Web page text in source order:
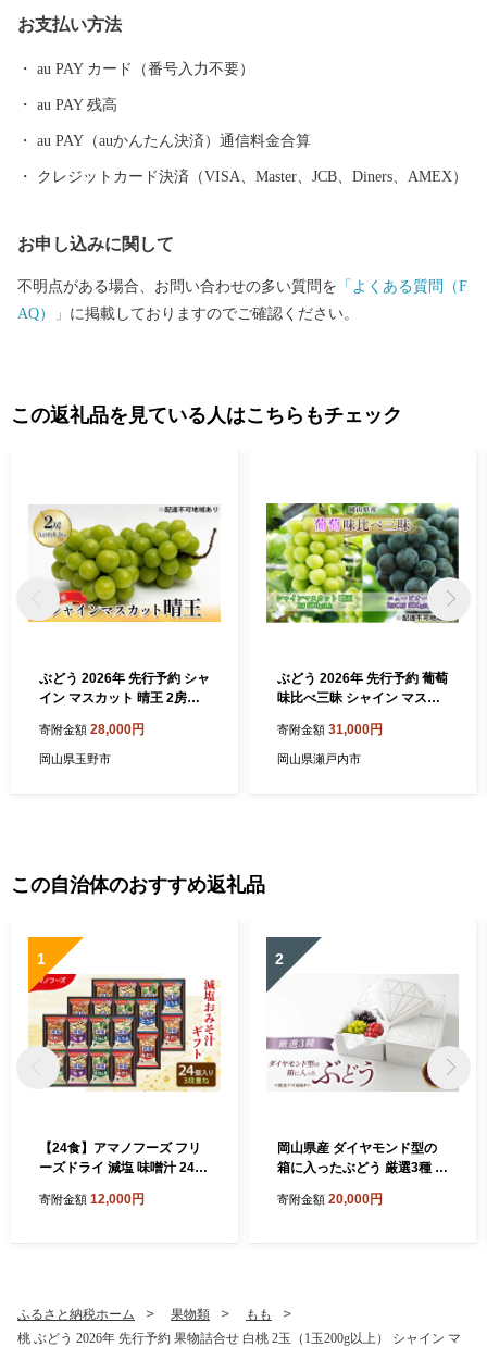
境」、「身近できめ細かな行政サービス」、「年を重ねても健康
お支払い方法
au PAY カード（番号入力不要）
au PAY 残高
au PAY（auかんたん決済）通信料金合算
クレジットカード決済（VISA、Master、JCB、Diners、AMEX）
お申し込みに関して
不明点がある場合、お問い合わせの多い質問を 「よくある質問（F
AQ）」 に掲載しておりますのでご確認ください。
この返礼品を見ている人はこちらもチェック
ぶどう 2026年 先行予約 シャ
イン マスカット 晴王 2房
マスカット ブドウ 葡萄 岡山
県産 国産 フルーツ 果物 ギフ
寄附金額 28,000円
岡山県玉野市
ぶどう 2026年 先行予約 葡萄
味比べ三昧 シャイン マスカ
ー ピオーネ 2房（1房 580g
以上）（露地栽培）詰合せ
寄附金額 31,000円
岡山県瀬戸内市
この自治体のおすすめ返礼品
1
【24食】アマノフーズ フリ
ーズドライ 減塩 味噌汁 24食
詰め合わせ 送料無料【ふる
寄附金額 12,000円
2
岡山県産 ダイヤモンド型の
箱に入ったぶどう 厳選3種 約
ーロラブラック マイハート
寄附金額 20,000円
ふるさと納税ホーム 果物類
もも
桃 ぶどう 2026年 先行予約 果物詰合せ 白桃 2玉（1玉200g以上） シャイン マ